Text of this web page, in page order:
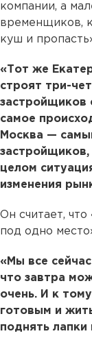
компании, а
временщиков,
куш и
«Тот же
строят три-
застройщиков
самое
Москва —
застройщиков,
целом
изменения
Он считает,
под одно
«Мы все
что завтра
очень. И к
готовым и
поднять лапки